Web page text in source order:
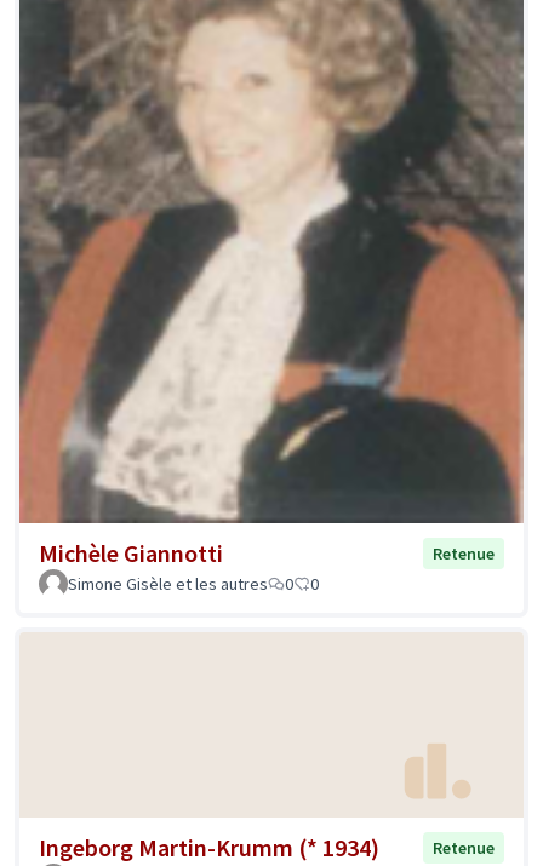
Michèle Giannotti
Retenue
Simone Gisèle et les autres
0 0
Ingeborg Martin-Krumm (* 1934)
Retenue